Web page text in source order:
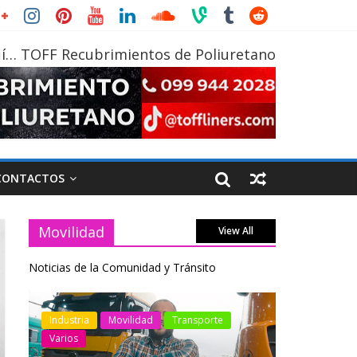
TOFF Recubrimientos de Poliuretano
Movilidad View All
Noticias de la Comunidad y Tránsito
Industria Movilidad
Transporte
Varios